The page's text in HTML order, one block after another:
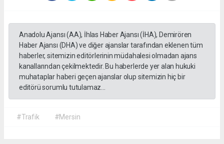
Anadolu Ajansı (AA), İhlas Haber Ajansı (İHA), Demirören
Haber Ajansı (DHA) ve diğer ajanslar tarafından eklenen tüm
haberler, sitemizin editörlerinin müdahalesi olmadan ajans
kanallarından çekilmektedir. Bu haberlerde yer alan hukuki
muhataplar haberi geçen ajanslar olup sitemizin hiç bir
editörü sorumlu tutulamaz...
#Trafik #Mersin